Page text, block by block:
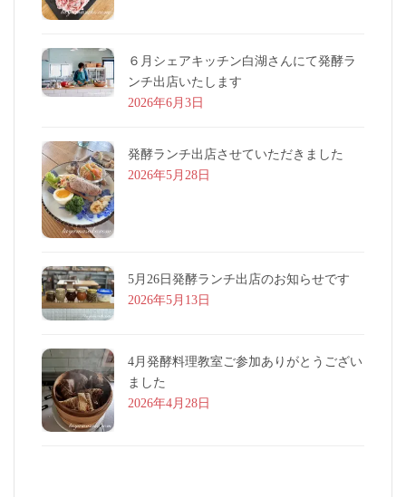
６月シェアキッチン白湖さんにて発酵ラ
ンチ出店いたします
2026年6月3日
発酵ランチ出店させていただきました
2026年5月28日
5月26日発酵ランチ出店のお知らせです
2026年5月13日
4月発酵料理教室ご参加ありがとうござい
ました
2026年4月28日